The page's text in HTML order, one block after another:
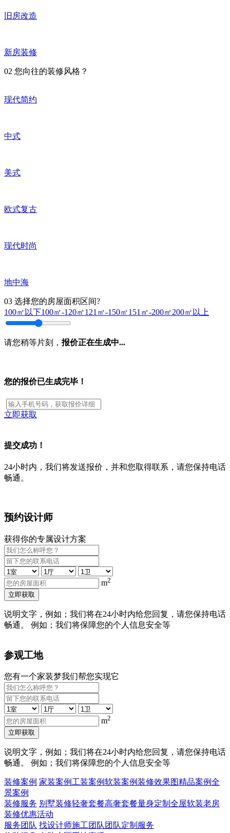
旧房改造
新房装修
02 您向往的装修风格？
现代简约
中式
美式
欧式复古
现代时尚
地中海
03 选择您的房屋面积区间?
100㎡以下100㎡-120㎡121㎡-150㎡151㎡-200㎡200㎡以上
请您稍等片刻， 报价正在生成中...
您的报价已生成完毕！
立即获取
提交成功！
24小时内，我们将发送报价，并和您取得联系，请您保持电话
畅通。
预约设计师
获得你的专属设计方案
m2
立即获取
说明文字，例如；我们将在24小时内给您回复，请您保持电话
畅通。 例如；我们将保障您的个人信息安全等
参观工地
您有一个家装梦我们帮您实现它
m2
立即获取
说明文字，例如；我们将在24小时内给您回复，请您保持电话
畅通。 例如；我们将保障您的个人信息安全等
装修案例 家装案例 工装案例软装案例装修效果图精品案例全
景案例
装修服务 别墅装修轻奢套餐高奢套餐量身定制 全屋软装老房
装修优惠活动
服务团队 找设计师施工团队 团队定制服务